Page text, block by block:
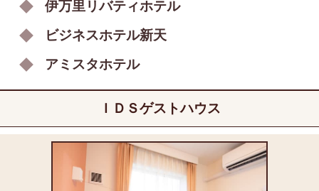
伊万里リバティホテル
ビジネスホテル新天
アミスタホテル
ＩＤＳゲストハウス